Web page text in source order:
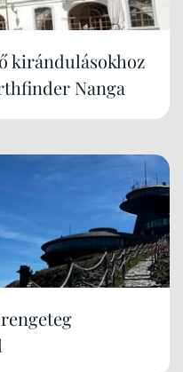
kirándulásokhoz
Nanga